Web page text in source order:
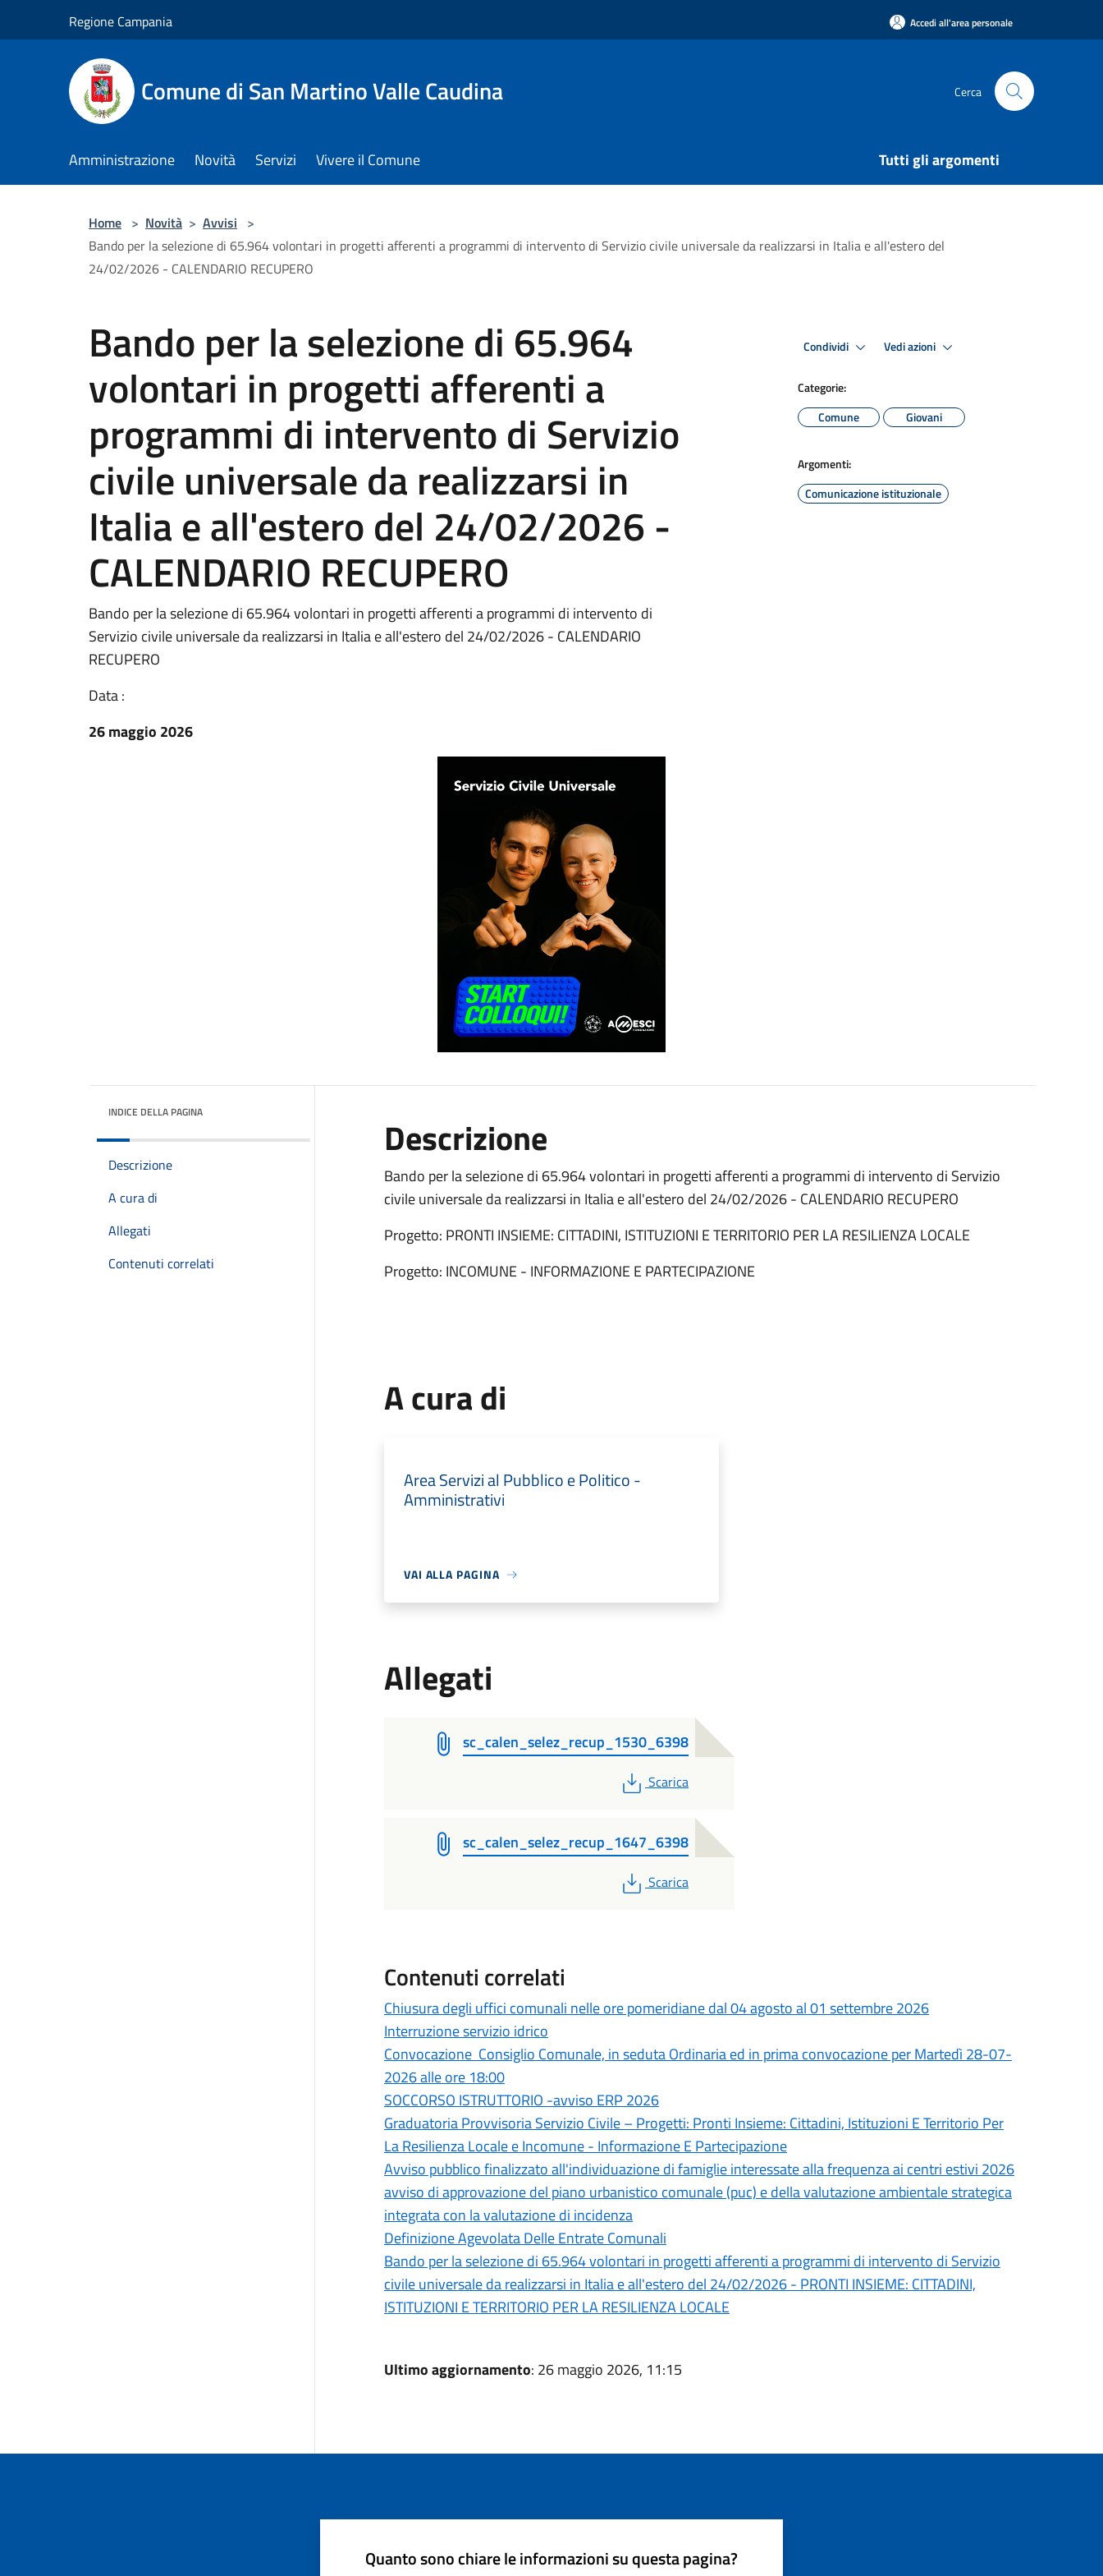
Regione Campania Accedi all'area personale
Comune di San Martino Valle Caudina Cerca
Amministrazione Novità Servizi Vivere il Comune Tutti gli argomenti
Home > Novità > Avvisi >
Bando per la selezione di 65.964 volontari in progetti afferenti a programmi di intervento di Servizio civile universale da realizzarsi in Italia e all'estero del
24/02/2026 - CALENDARIO RECUPERO
Bando per la selezione di 65.964
volontari in progetti afferenti a
programmi di intervento di Servizio
civile universale da realizzarsi in
Italia e all'estero del 24/02/2026 -
CALENDARIO RECUPERO
Bando per la selezione di 65.964 volontari in progetti afferenti a programmi di intervento di
Servizio civile universale da realizzarsi in Italia e all'estero del 24/02/2026 - CALENDARIO
RECUPERO
Data :
26 maggio 2026
Condividi Vedi azioni
Categorie:
Comune
Giovani
Argomenti:
Comunicazione istituzionale
INDICE DELLA PAGINA
Descrizione
A cura di
Allegati
Contenuti correlati
Descrizione
Bando per la selezione di 65.964 volontari in progetti afferenti a programmi di intervento di Servizio
civile universale da realizzarsi in Italia e all'estero del 24/02/2026 - CALENDARIO RECUPERO
Progetto: PRONTI INSIEME: CITTADINI, ISTITUZIONI E TERRITORIO PER LA RESILIENZA LOCALE
Progetto: INCOMUNE - INFORMAZIONE E PARTECIPAZIONE
A cura di
Area Servizi al Pubblico e Politico -
Amministrativi
VAI ALLA PAGINA
Allegati
sc_calen_selez_recup_1530_6398
PDF
Scarica
sc_calen_selez_recup_1647_6398
PDF
Scarica
Contenuti correlati
Chiusura degli uffici comunali nelle ore pomeridiane dal 04 agosto al 01 settembre 2026
Interruzione servizio idrico
Convocazione Consiglio Comunale, in seduta Ordinaria ed in prima convocazione per Martedì 28-07-
2026 alle ore 18:00
SOCCORSO ISTRUTTORIO -avviso ERP 2026
Graduatoria Provvisoria Servizio Civile – Progetti: Pronti Insieme: Cittadini, Istituzioni E Territorio Per
La Resilienza Locale e Incomune - Informazione E Partecipazione
Avviso pubblico finalizzato all'individuazione di famiglie interessate alla frequenza ai centri estivi 2026
avviso di approvazione del piano urbanistico comunale (puc) e della valutazione ambientale strategica
integrata con la valutazione di incidenza
Definizione Agevolata Delle Entrate Comunali
Bando per la selezione di 65.964 volontari in progetti afferenti a programmi di intervento di Servizio
civile universale da realizzarsi in Italia e all'estero del 24/02/2026 - PRONTI INSIEME: CITTADINI,
ISTITUZIONI E TERRITORIO PER LA RESILIENZA LOCALE
Ultimo aggiornamento: 26 maggio 2026, 11:15
Quanto sono chiare le informazioni su questa pagina?